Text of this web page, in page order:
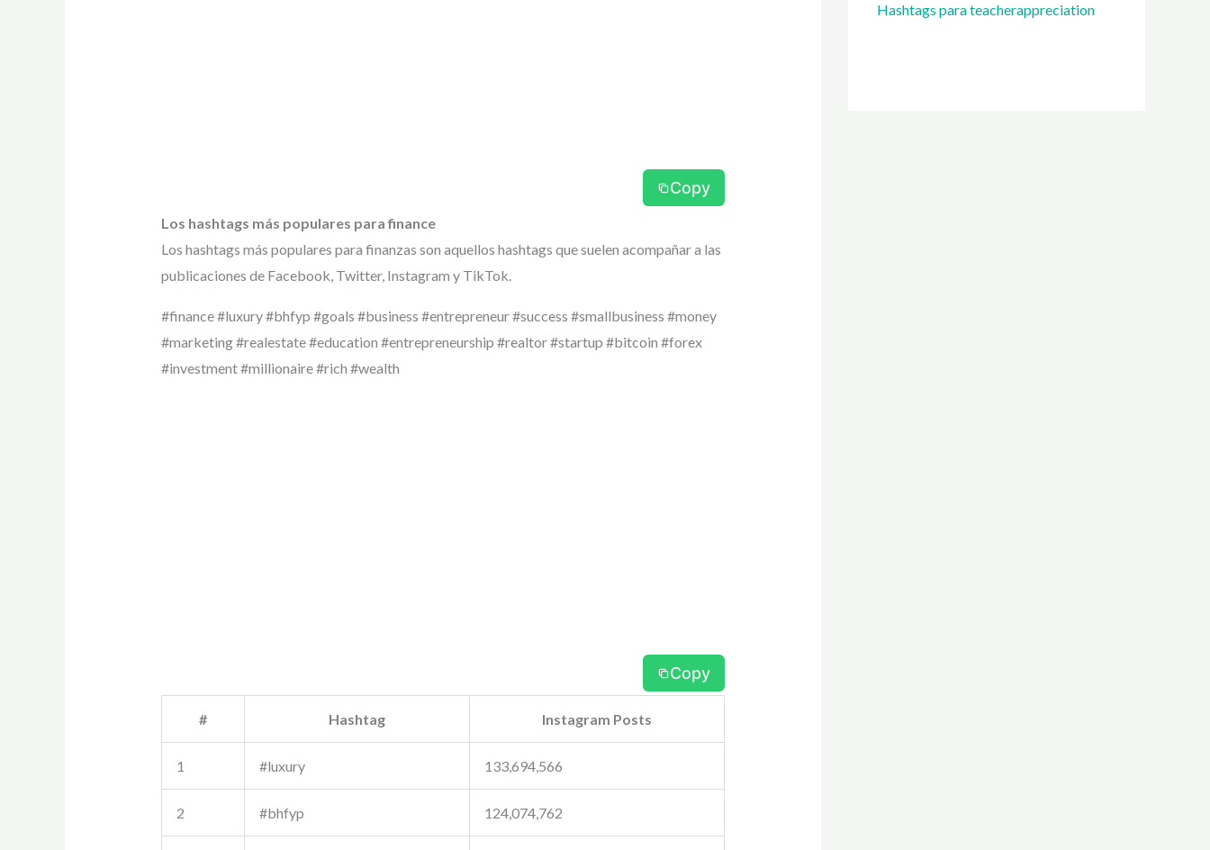
Copy
Los hashtags más populares para finance
Los hashtags más populares para finanzas son aquellos hashtags que suelen acompañar a las
publicaciones de Facebook, Twitter, Instagram y TikTok.
#finance #luxury #bhfyp #goals #business #entrepreneur #success #smallbusiness #money
#marketing #realestate #education #entrepreneurship #realtor #startup #bitcoin #forex
#investment #millionaire #rich #wealth
Copy
# Hashtag Instagram Posts
1 #luxury 133,694,566
2 #bhfyp 124,074,762
Hashtags para teacherappreciation